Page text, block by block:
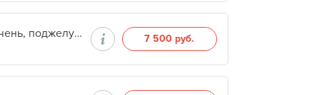
МРТ брюшной полости (паренхиматозные органы-печень, поджелудочная железа, селезенка) 3Т 7 500 руб.